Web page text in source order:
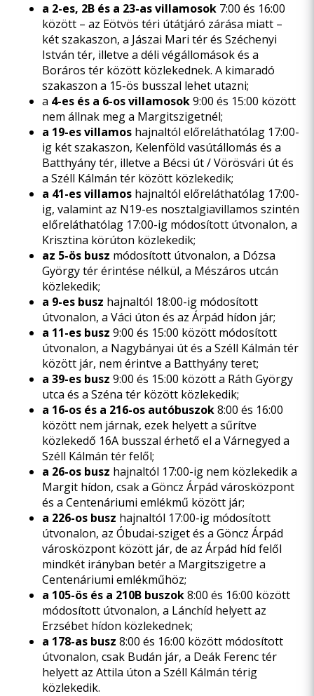
a 2-es, 2B és a 23-as villamosok 7:00 és 16:00
között – az Eötvös téri útátjáró zárása miatt –
két szakaszon, a Jászai Mari tér és Széchenyi
István tér, illetve a déli végállomások és a
Boráros tér között közlekednek. A kimaradó
szakaszon a 15-ös busszal lehet utazni;
a 4-es és a 6-os villamosok9:00 és 15:00 között
nem állnak meg a Margitszigetnél;
a 19-es villamos hajnaltól előreláthatólag 17:00-
ig két szakaszon, Kelenföld vasútállomás és a
Batthyány tér, illetve a Bécsi út / Vörösvári út és
a Széll Kálmán tér között közlekedik;
a 41-es villamos hajnaltól előreláthatólag 17:00-
ig, valamint az N19-es nosztalgiavillamos szintén
előreláthatólag 17:00-ig módosított útvonalon, a
Krisztina körúton közlekedik;
az 5-ös busz módosított útvonalon, a Dózsa
György tér érintése nélkül, a Mészáros utcán
közlekedik;
a 9-es busz hajnaltól 18:00-ig módosított
útvonalon, a Váci úton és az Árpád hídon jár;
a 11-es busz 9:00 és 15:00 között módosított
útvonalon, a Nagybányai út és a Széll Kálmán tér
között jár, nem érintve a Batthyány teret;
a 39-es busz 9:00 és 15:00 között a Ráth György
utca és a Széna tér között közlekedik;
a 16-os és a 216-os autóbuszok8:00 és 16:00
között nem járnak, ezek helyett a sűrítve
közlekedő 16A busszal érhető el a Várnegyed a
Széll Kálmán tér felől;
a 26-os busz hajnaltól 17:00-ig nem közlekedik a
Margit hídon, csak a Göncz Árpád városközpont
és a Centenáriumi emlékmű között jár;
a 226-os busz hajnaltól 17:00-ig módosított
útvonalon, az Óbudai-sziget és a Göncz Árpád
városközpont között jár, de az Árpád híd felől
mindkét irányban betér a Margitszigetre a
Centenáriumi emlékműhöz;
a 105-ös és a 210B buszok8:00 és 16:00 között
módosított útvonalon, a Lánchíd helyett az
Erzsébet hídon közlekednek;
a 178-as busz 8:00 és 16:00 között módosított
útvonalon, csak Budán jár, a Deák Ferenc tér
helyett az Attila úton a Széll Kálmán térig
közlekedik.